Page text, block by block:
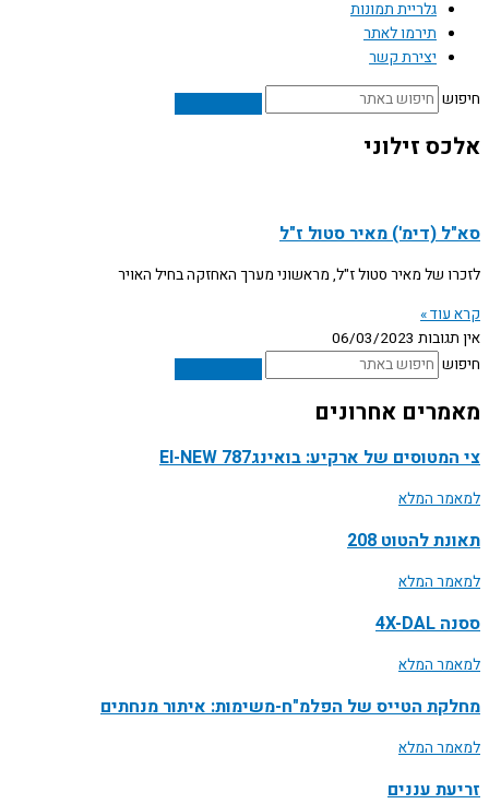
גלריית תמונות
תירמו לאתר
יצירת קשר
חיפוש
אלכס זילוני
סא"ל (דימ') מאיר סטול ז"ל
לזכרו של מאיר סטול ז"ל, מראשוני מערך האחזקה בחיל האויר
קרא עוד »
אין תגובות 06/03/2023
חיפוש
מאמרים אחרונים
צי המטוסים של ארקיע: בואינג787 EI-NEW
למאמר המלא
תאונת להטוט 208
למאמר המלא
ססנה 4X-DAL
למאמר המלא
מחלקת הטייס של הפלמ"ח-משימות: איתור מנחתים
למאמר המלא
זריעת עננים